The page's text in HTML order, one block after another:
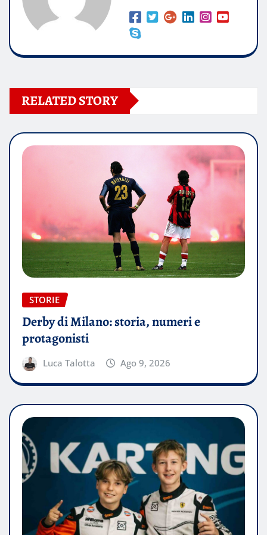
RELATED STORY
STORIE
Derby di Milano: storia, numeri e
protagonisti
Luca Talotta Ago 9, 2026